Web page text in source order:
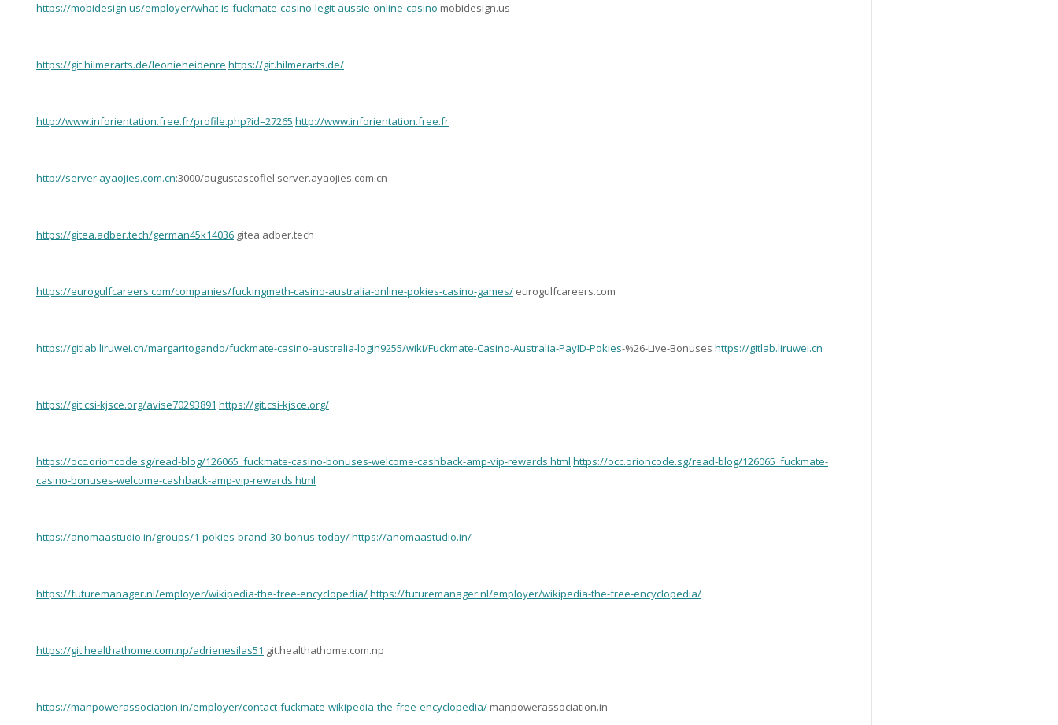
https://mobidesign.us/employer/what-is-fuckmate-casino-legit-aussie-online-casino mobidesign.us
https://git.hilmerarts.de/leonieheidenre https://git.hilmerarts.de/
http://www.inforientation.free.fr/profile.php?id=27265 http://www.inforientation.free.fr
http://server.ayaojies.com.cn:3000/augustascofiel server.ayaojies.com.cn
https://gitea.adber.tech/german45k14036 gitea.adber.tech
https://eurogulfcareers.com/companies/fuckingmeth-casino-australia-online-pokies-casino-games/ eurogulfcareers.com
https://gitlab.liruwei.cn/margaritogando/fuckmate-casino-australia-login9255/wiki/Fuckmate-Casino-Australia-PayID-Pokies-%26-Live-Bonuses https://gitlab.liruwei.cn
https://git.csi-kjsce.org/avise70293891 https://git.csi-kjsce.org/
https://occ.orioncode.sg/read-blog/126065_fuckmate-casino-bonuses-welcome-cashback-amp-vip-rewards.html https://occ.orioncode.sg/read-blog/126065_fuckmate-
casino-bonuses-welcome-cashback-amp-vip-rewards.html
https://anomaastudio.in/groups/1-pokies-brand-30-bonus-today/https://anomaastudio.in/
https://futuremanager.nl/employer/wikipedia-the-free-encyclopedia/https://futuremanager.nl/employer/wikipedia-the-free-encyclopedia/
https://git.healthathome.com.np/adrienesilas51 git.healthathome.com.np
https://manpowerassociation.in/employer/contact-fuckmate-wikipedia-the-free-encyclopedia/ manpowerassociation.in